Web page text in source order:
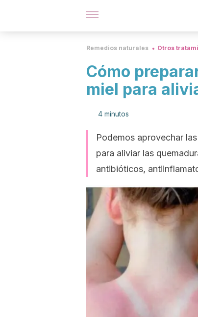
Remedios naturales Otros
Cómo
miel para
4 minutos
Podemos aprovechar
para aliviar las
antibióticos,